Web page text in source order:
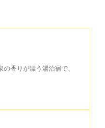
香りが漂う湯治宿で、